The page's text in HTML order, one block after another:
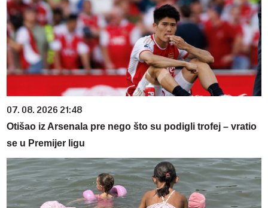
07. 08. 2026 21:48
Otišao iz Arsenala pre nego što su podigli trofej – vratio
se u Premijer ligu